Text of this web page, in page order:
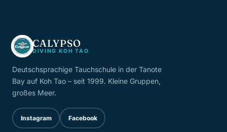
CALYPSO
DIVING KOH TAO
Deutschsprachige Tauchschule in der Tanote
Bay auf Koh Tao – seit 1999. Kleine Gruppen,
großes Meer.
Instagram Facebook